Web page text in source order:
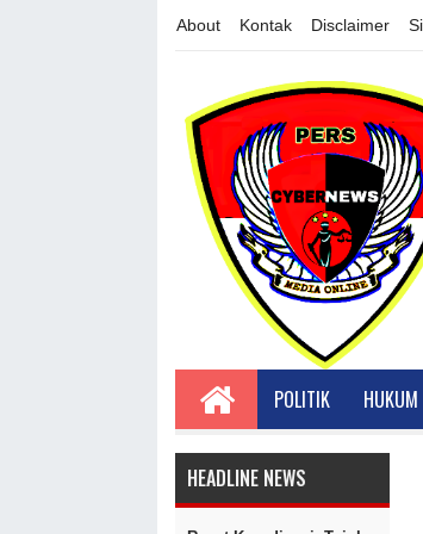
About Kontak Disclaimer
POLITIK HUKUM
HEADLINE NEWS